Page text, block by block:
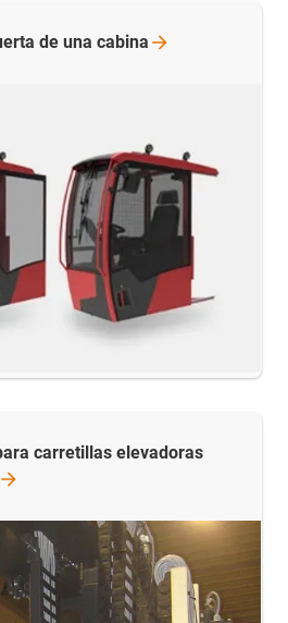
de una cabina
carretillas elevadoras